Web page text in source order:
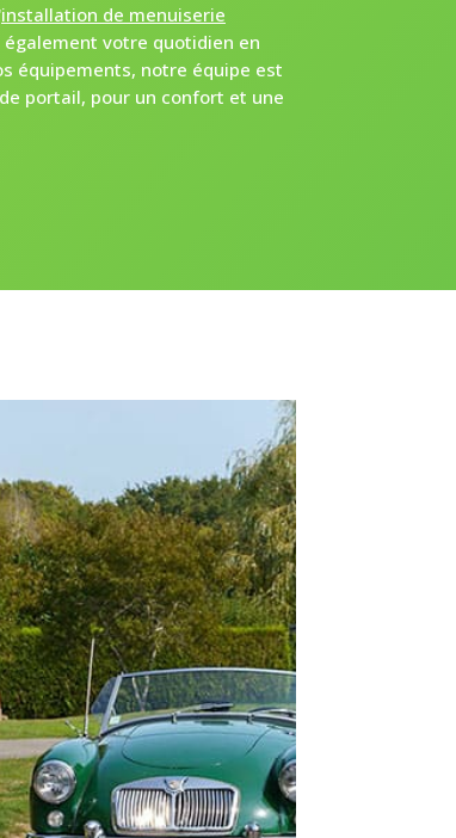
installation de menuiserie
également votre quotidien en
équipements, notre équipe est
portail, pour un confort et une